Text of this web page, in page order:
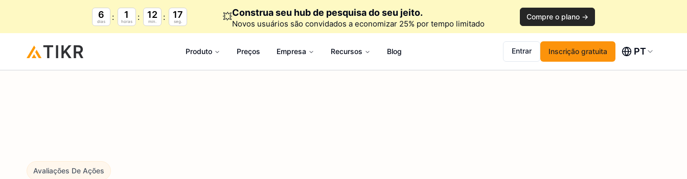
6
dias
1
horas
12
min.
17
seg. 💥Construa seu hub de pesquisa do seu jeito.
Novos usuários são convidados a economizar 25% por tempo limitado
Compre o plano →
Produto Preços Empresa Recursos Blog Entrar Inscrição gratuita PT
Avaliações De Ações